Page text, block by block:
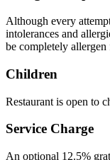
Although every
intolerances and
be completely allergen
Children
Restaurant is open to
Service Charge
An optional 12.5%